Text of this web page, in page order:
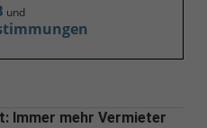
und
Immer mehr Vermieter